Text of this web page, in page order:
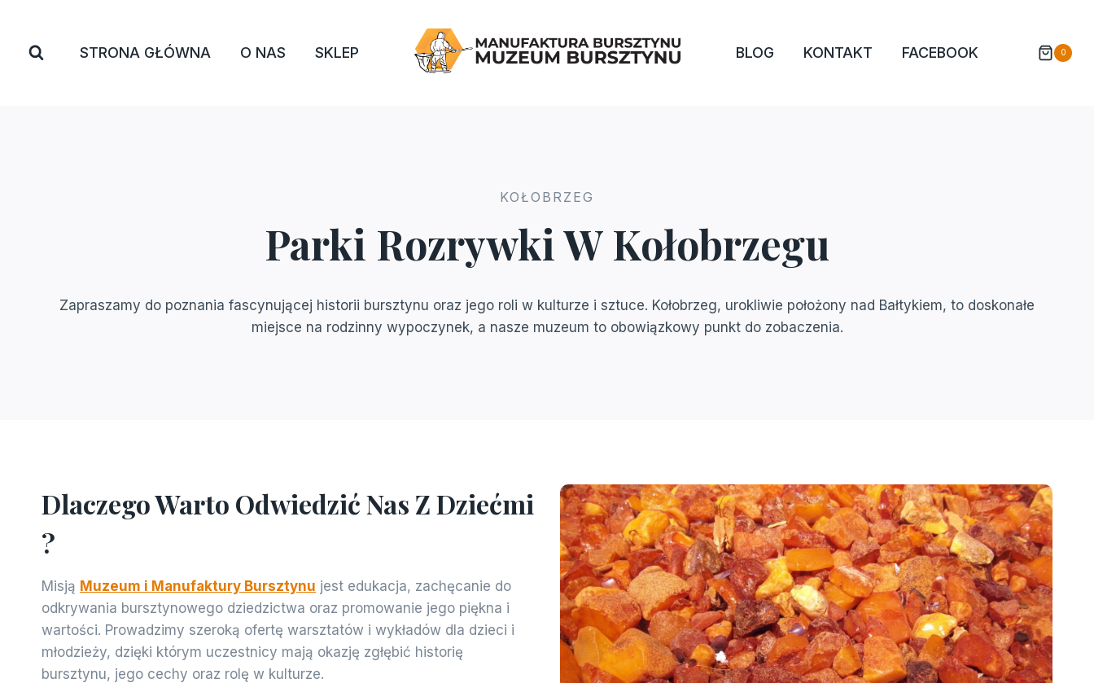
treści
STRONA GŁÓWNA O NAS SKLEP BLOG KONTAKT FACEBOOK 0
KOŁOBRZEG
Parki Rozrywki W Kołobrzegu
Zapraszamy do poznania fascynującej historii bursztynu oraz jego roli w kulturze i sztuce. Kołobrzeg, urokliwie położony nad Bałtykiem, to doskonałe
miejsce na rodzinny wypoczynek, a nasze muzeum to obowiązkowy punkt do zobaczenia.
Dlaczego Warto Odwiedzić Nas Z Dziećmi
?
Misją Muzeum i Manufaktury Bursztynu jest edukacja, zachęcanie do
odkrywania bursztynowego dziedzictwa oraz promowanie jego piękna i
wartości. Prowadzimy szeroką ofertę warsztatów i wykładów dla dzieci i
młodzieży, dzięki którym uczestnicy mają okazję zgłębić historię
bursztynu, jego cechy oraz rolę w kulturze.